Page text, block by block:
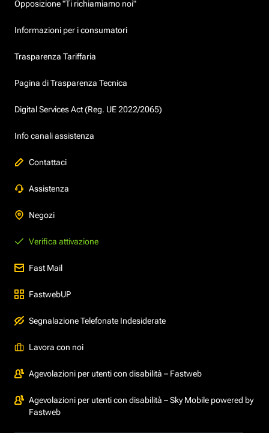
Opposizione "Ti richiamiamo noi"
Informazioni per i consumatori
Trasparenza Tariffaria
Pagina di Trasparenza Tecnica
Digital Services Act (Reg. UE 2022/2065)
Info canali assistenza
Contattaci
Assistenza
Negozi
Verifica attivazione
Fast Mail
FastwebUP
Segnalazione Telefonate Indesiderate
Lavora con noi
Agevolazioni per utenti con disabilità – Fastweb
Agevolazioni per utenti con disabilità – Sky Mobile powered by
Fastweb